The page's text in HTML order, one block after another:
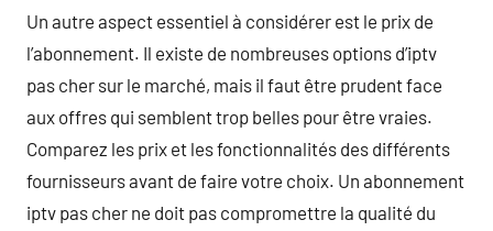
Un autre aspect essentiel à considérer est le prix de
l’abonnement. Il existe de nombreuses options d’iptv
pas cher sur le marché, mais il faut être prudent face
aux offres qui semblent trop belles pour être vraies.
Comparez les prix et les fonctionnalités des différents
fournisseurs avant de faire votre choix. Un abonnement
iptv pas cher ne doit pas compromettre la qualité du